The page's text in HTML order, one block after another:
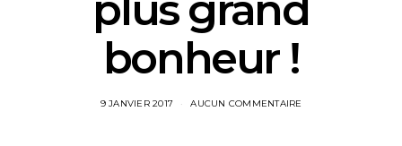
bonheur !
9 JANVIER 2017 AUCUN COMMENTAIRE